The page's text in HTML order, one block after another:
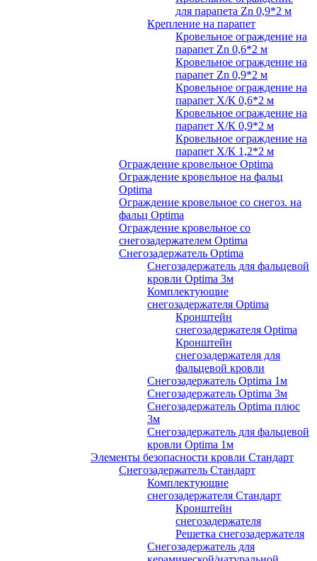
для парапета Zn 0,9*2 м
Крепление на парапет
Кровельное ограждение на
парапет Zn 0,6*2 м
Кровельное ограждение на
парапет Zn 0,9*2 м
Кровельное ограждение на
парапет Х/К 0,6*2 м
Кровельное ограждение на
парапет Х/К 0,9*2 м
Кровельное ограждение на
парапет Х/К 1,2*2 м
Ограждение кровельное Optima
Ограждение кровельное на фальц
Optima
Ограждение кровельное со снегоз. на
фальц Optima
Ограждение кровельное со
снегозадержателем Optima
Снегозадержатель Optima
Снегозадержатель для фальцевой
кровли Optima 3м
Комплектующие
снегозадержателя Optima
Кронштейн
снегозадержателя Optima
Кронштейн
снегозадержателя для
фальцевой кровли
Снегозадержатель Optima 1м
Снегозадержатель Optima 3м
Снегозадержатель Optima плюс
3м
Снегозадержатель для фальцевой
кровли Optima 1м
Элементы безопасности кровли Стандарт
Снегозадержатель Стандарт
Комплектующие
снегозадержателя Стандарт
Кронштейн
снегозадержателя
Решетка снегозадержателя
Снегозадержатель для